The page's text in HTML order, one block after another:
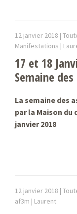
12 janvier 2018 |
Manifestations |
17 et 18
Semaine
La semaine des
par la Maison du
janvier 2018
12 janvier 2018 |
af3m | Laurent